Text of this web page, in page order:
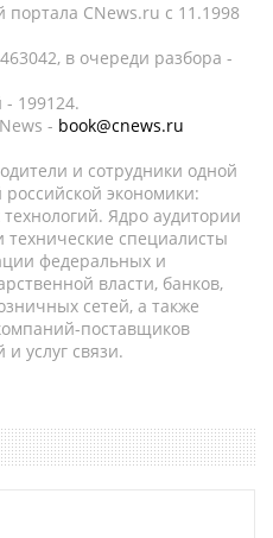
CNews.ru c 11.1998
в очереди разбора -
- 199124.
- book@cnews.ru
и сотрудники одной
экономики:
Ядро аудитории
специалисты
федеральных и
власти, банков,
сетей, а также
поставщиков
услуг связи.